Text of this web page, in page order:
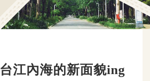
台江內海的新面貌ing